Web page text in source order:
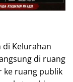
di Kelurahan
di ruang
ke ruang publik